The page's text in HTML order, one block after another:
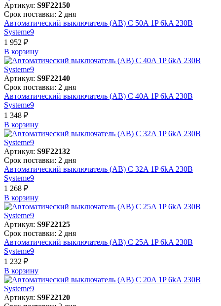
Артикул: S9F22150
Срок поставки: 2 дня
Автоматический выключатель (АВ) C 50A 1P 6kA 230В
Systeme9
1 952 ₽
В корзинy
Артикул: S9F22140
Срок поставки: 2 дня
Автоматический выключатель (АВ) C 40A 1P 6kA 230В
Systeme9
1 348 ₽
В корзинy
Артикул: S9F22132
Срок поставки: 2 дня
Автоматический выключатель (АВ) C 32A 1P 6kA 230В
Systeme9
1 268 ₽
В корзинy
Артикул: S9F22125
Срок поставки: 2 дня
Автоматический выключатель (АВ) C 25A 1P 6kA 230В
Systeme9
1 232 ₽
В корзинy
Артикул: S9F22120